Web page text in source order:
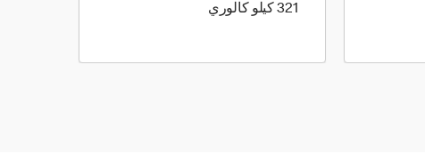
321 كيلو كالوري